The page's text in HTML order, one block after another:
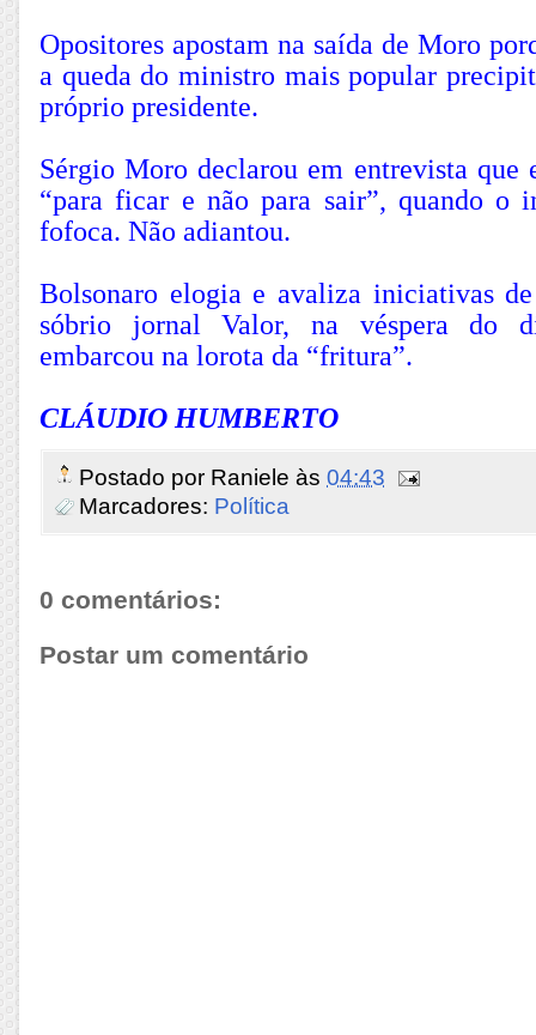
Opositores apostam na saída de Moro
a queda do ministro mais popular
próprio presidente.
Sérgio Moro declarou em entrevista que
“para ficar e não para sair”, quando o
fofoca. Não adiantou.
Bolsonaro elogia e avaliza iniciativas
sóbrio jornal Valor, na véspera do
embarcou na lorota da “fritura”.
CLÁUDIO HUMBERTO
Postado por Raniele às 04:43
Marcadores: Política
0 comentários:
Postar um comentário